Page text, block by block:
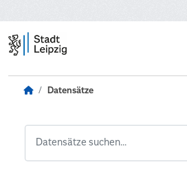
Datensätze